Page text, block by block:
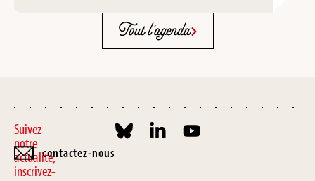
Tout l'agenda
Suivez
notre
actualité,
inscrivez-
contactez-nous